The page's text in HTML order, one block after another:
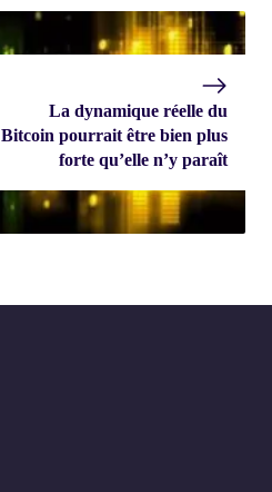
La dynamique réelle du
Bitcoin pourrait être bien plus
forte qu’elle n’y paraît